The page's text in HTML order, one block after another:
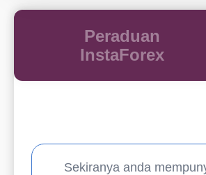
Peraduan
InstaForex
Sekiranya anda